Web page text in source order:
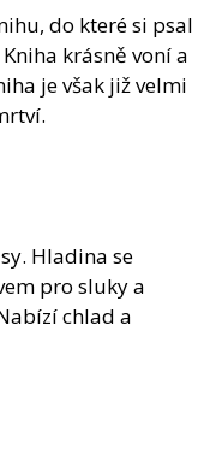
do které si psal
krásně voní a
je však již velmi
Hladina se
pro sluky a
chlad a